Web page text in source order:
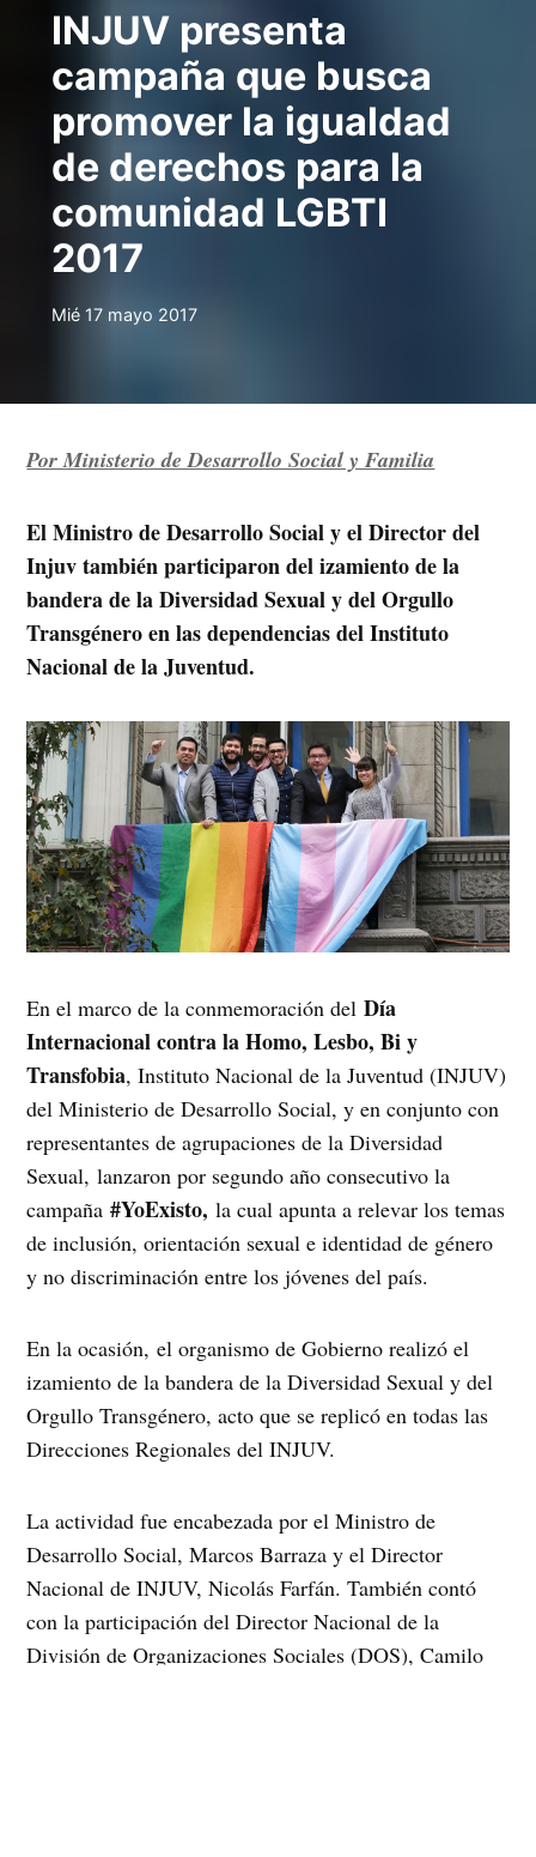
INJUV presenta
campaña que busca
promover la igualdad
de derechos para la
comunidad LGBTI
2017
Mié 17 mayo 2017
Por Ministerio de Desarrollo Social y Familia
El Ministro de Desarrollo Social y el Director del
Injuv también participaron del izamiento de la
bandera de la Diversidad Sexual y del Orgullo
Transgénero en las dependencias del Instituto
Nacional de la Juventud.
En el marco de la conmemoración delDía
Internacional contra la Homo, Lesbo, Bi y
Transfobia, Instituto Nacional de la Juventud (INJUV)
del Ministerio de Desarrollo Social, y en conjunto con
representantes de agrupaciones de la Diversidad
Sexual, lanzaron por segundo año consecutivo la
campaña #YoExisto,la cual apunta a relevar los temas
de inclusión, orientación sexual e identidad de género
y no discriminación entre los jóvenes del país.
En la ocasión, el organismo de Gobierno realizó el
izamiento de la bandera de la Diversidad Sexual y del
Orgullo Transgénero, acto que se replicó en todas las
Direcciones Regionales del INJUV.
La actividad fue encabezada por el Ministro de
Desarrollo Social, Marcos Barraza y el Director
Nacional de INJUV, Nicolás Farfán. También contó
con la participación del Director Nacional de la
División de Organizaciones Sociales (DOS), Camilo